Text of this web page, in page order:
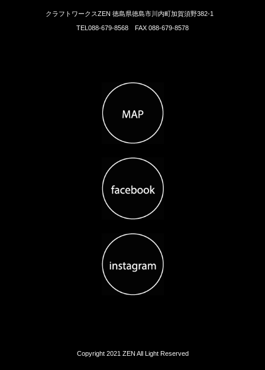
クラフトワークスZEN 徳島県徳島市川内町加賀須野382-1
TEL088-679-8568 FAX 088-679-8578
Copyright 2021 ZEN All Light Reserved